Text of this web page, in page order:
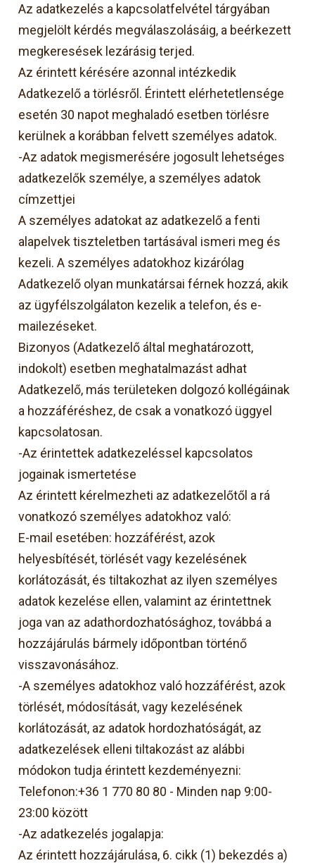
Az adatkezelés a kapcsolatfelvétel tárgyában
megjelölt kérdés megválaszolásáig, a beérkezett
megkeresések lezárásig terjed.
Az érintett kérésére azonnal intézkedik
Adatkezelő a törlésről. Érintett elérhetetlensége
esetén 30 napot meghaladó esetben törlésre
kerülnek a korábban felvett személyes adatok.
-Az adatok megismerésére jogosult lehetséges
adatkezelők személye, a személyes adatok
címzettjei
A személyes adatokat az adatkezelő a fenti
alapelvek tiszteletben tartásával ismeri meg és
kezeli. A személyes adatokhoz kizárólag
Adatkezelő olyan munkatársai férnek hozzá, akik
az ügyfélszolgálaton kezelik a telefon, és e-
mailezéseket.
Bizonyos (Adatkezelő által meghatározott,
indokolt) esetben meghatalmazást adhat
Adatkezelő, más területeken dolgozó kollégáinak
a hozzáféréshez, de csak a vonatkozó üggyel
kapcsolatosan.
-Az érintettek adatkezeléssel kapcsolatos
jogainak ismertetése
Az érintett kérelmezheti az adatkezelőtől a rá
vonatkozó személyes adatokhoz való:
E-mail esetében: hozzáférést, azok
helyesbítését, törlését vagy kezelésének
korlátozását, és tiltakozhat az ilyen személyes
adatok kezelése ellen, valamint az érintettnek
joga van az adathordozhatósághoz, továbbá a
hozzájárulás bármely időpontban történő
visszavonásához.
-A személyes adatokhoz való hozzáférést, azok
törlését, módosítását, vagy kezelésének
korlátozását, az adatok hordozhatóságát, az
adatkezelések elleni tiltakozást az alábbi
módokon tudja érintett kezdeményezni:
Telefonon:+36 1 770 80 80 - Minden nap 9:00-
23:00 között
-Az adatkezelés jogalapja:
Az érintett hozzájárulása, 6. cikk (1) bekezdés a)